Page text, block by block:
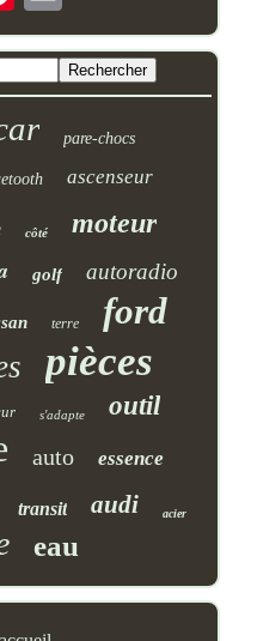
pare-chocs
ascenseur
côté moteur
golf autoradio
terre ford
pièces
s'adapte outil
auto essence
transit audi acier
eau